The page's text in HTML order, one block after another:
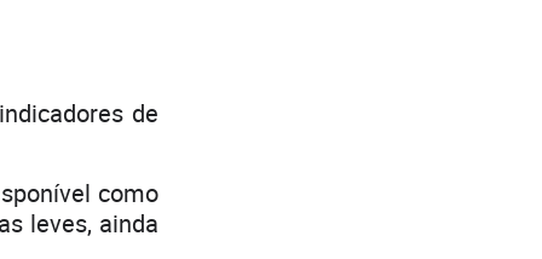
de
como
leves, ainda